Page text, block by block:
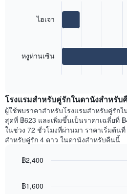
ไป
ของ
ห้อง
พัก
ใน
ย่าน
ที่
รับ
นิยม
สูงสุด
ไฮเจา
หงูห่านเซิน
โรงแรมสำหรับคู่รักในดานังสำหรับ
ผู้ใช้พบราคาสำหรับโรงแรมสำหรับคู่รัก
สุดที่ ฿623 และเพิ่มขึ้นเป็นราคาเฉลี่ยที่
ในช่วง 72 ชั่วโมงที่ผ่านมา ราคาเริ่มต้น
สำหรับคู่รัก 4 ดาว ในดานังสำหรับคืนนี้
with
฿1,600
฿2,400